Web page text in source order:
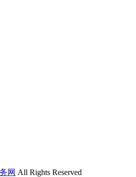
网 All Rights Reserved